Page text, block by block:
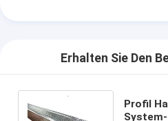
Erhalten Sie Den
Profil
System-